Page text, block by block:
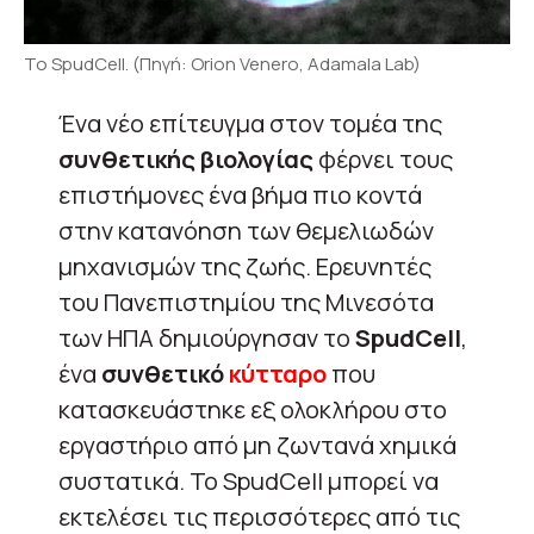
Το SpudCell. (Πηγή: Orion Venero, Adamala Lab)
Ένα νέο επίτευγμα στον τομέα της
συνθετικής βιολογίαςφέρνει τους
επιστήμονες ένα βήμα πιο κοντά
στην κατανόηση των θεμελιωδών
μηχανισμών της ζωής. Ερευνητές
του Πανεπιστημίου της Μινεσότα
των ΗΠΑ δημιούργησαν τοSpudCell,
ένα συνθετικόκύτταροπου
κατασκευάστηκε εξ ολοκλήρου στο
εργαστήριο από μη ζωντανά χημικά
συστατικά. Το SpudCell μπορεί να
εκτελέσει τις περισσότερες από τις